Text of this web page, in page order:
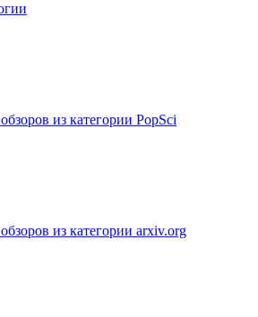
из категории PopSci
из категории arxiv.org